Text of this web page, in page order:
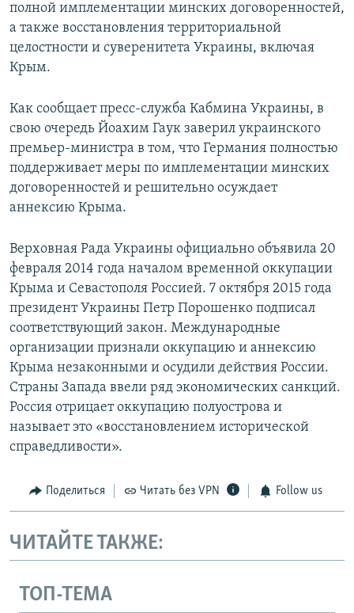
полной имплементации минских договоренностей,
а также восстановления территориальной
целостности и суверенитета Украины, включая
Крым.
Как сообщает пресс-служба Кабмина Украины, в
свою очередь Йоахим Гаук заверил украинского
премьер-министра в том, что Германия полностью
поддерживает меры по имплементации минских
договоренностей и решительно осуждает
аннексию Крыма.
Верховная Рада Украины официально объявила 20
февраля 2014 года началом временной оккупации
Крыма и Севастополя Россией. 7 октября 2015 года
президент Украины Петр Порошенко подписал
соответствующий закон. Международные
организации признали оккупацию и аннексию
Крыма незаконными и осудили действия России.
Страны Запада ввели ряд экономических санкций.
Россия отрицает оккупацию полуострова и
называет это «восстановлением исторической
справедливости».
Поделиться Читать без VPN Follow us
ЧИТАЙТЕ ТАКЖЕ:
ТОП-ТЕМА